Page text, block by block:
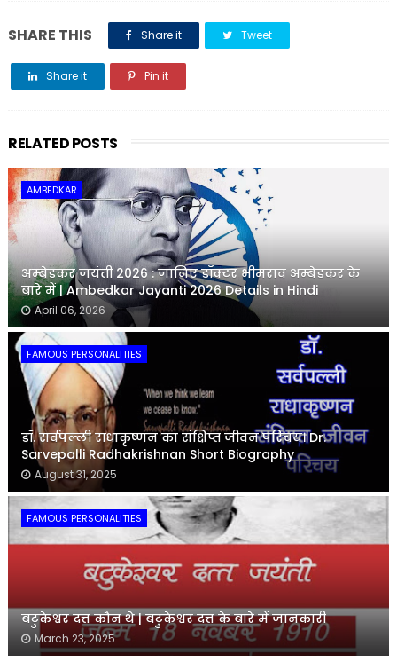
SHARE THIS Share it Tweet
Share it Pin it
RELATED POSTS
AMBEDKAR
अम्बेडकर जयंती 2026 : जानिए डॉक्टर भीमराव अम्बेडकर के
बारे में | Ambedkar Jayanti 2026 Details in Hindi
April 06, 2026
FAMOUS PERSONALITIES
डॉ. सर्वपल्ली राधाकृष्णन का संक्षिप्त जीवन परिचय। Dr.
Sarvepalli Radhakrishnan Short Biography
August 31, 2025
FAMOUS PERSONALITIES
बटुकेश्वर दत्त कौन थे | बटुकेश्वर दत्त के बारे में जानकारी
March 23, 2025